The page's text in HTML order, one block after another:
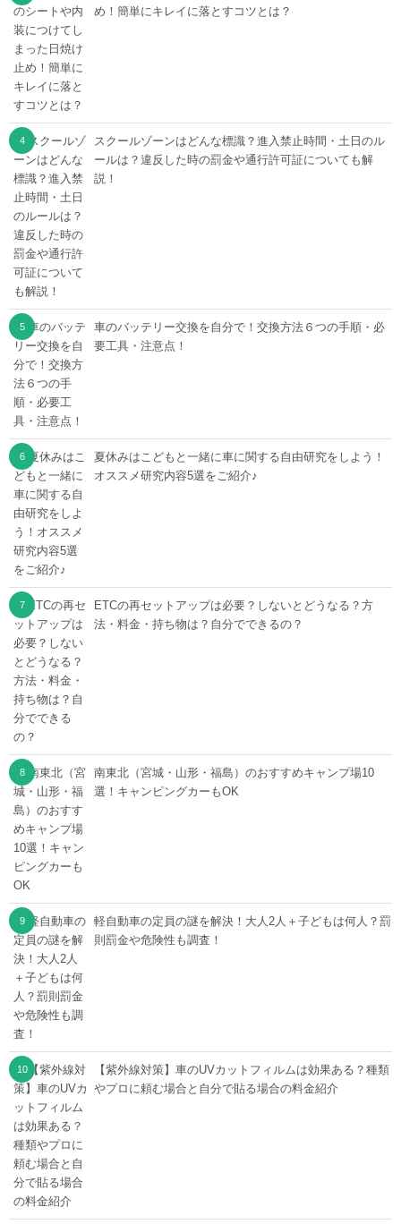
め！簡単にキレイに落とすコツとは？
スクールゾーンはどんな標識？進入禁止時間・土日のル
ールは？違反した時の罰金や通行許可証についても解
説！
車のバッテリー交換を自分で！交換方法６つの手順・必
要工具・注意点！
夏休みはこどもと一緒に車に関する自由研究をしよう！
オススメ研究内容5選をご紹介♪
ETCの再セットアップは必要？しないとどうなる？方
法・料金・持ち物は？自分でできるの？
南東北（宮城・山形・福島）のおすすめキャンプ場10
選！キャンピングカーもOK
軽自動車の定員の謎を解決！大人2人＋子どもは何人？罰
則罰金や危険性も調査！
【紫外線対策】車のUVカットフィルムは効果ある？種類
やプロに頼む場合と自分で貼る場合の料金紹介